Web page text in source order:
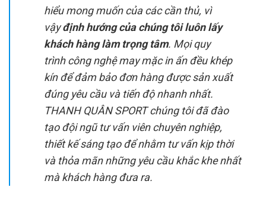
hiểu mong muốn của các cần thủ, vì
vậyđịnh hướng của chúng tôi luôn lấy
khách hàng làm trọng tâm. Mọi quy
trìnhcông nghệ may mặc in ấn đều khép
kín đểđảm bảođơn hàng được sản xuất
đúng yêu cầu và tiến độ nhanh nhất.
THANH QUÂN SPORTchúng tôi đã đào
tạo đội ngũ tư vấn viên chuyên nghiệp,
thiết kế sáng tạo để nhằm tư vấn kịp thời
và thỏa mãn những yêu cầu khắc khe nhất
mà khách hàng đưa ra.